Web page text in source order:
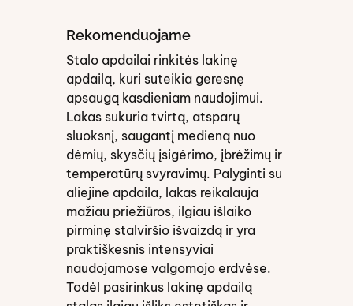
Rekomenduojame
Stalo apdailai rinkitės lakinę
apdailą, kuri suteikia geresnę
apsaugą kasdieniam naudojimui.
Lakas sukuria tvirtą, atsparų
sluoksnį, saugantį medieną nuo
dėmių, skysčių įsigėrimo, įbrėžimų ir
temperatūrų svyravimų. Palyginti su
aliejine apdaila, lakas reikalauja
mažiau priežiūros, ilgiau išlaiko
pirminę stalviršio išvaizdą ir yra
praktiškesnis intensyviai
naudojamose valgomojo erdvėse.
Todėl pasirinkus lakinę apdailą